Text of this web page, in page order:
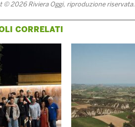
© 2026 Riviera Oggi, riproduzione riservata.
CORRELATI